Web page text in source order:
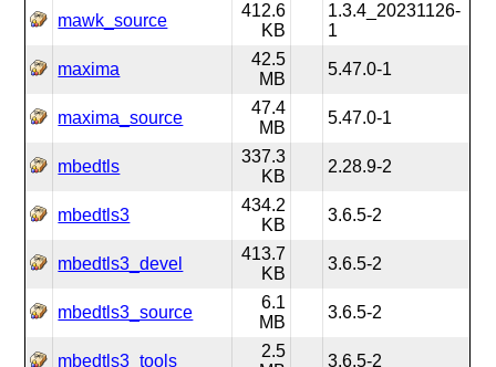
mawk_source
412.6
KB
1.3.4_20231126-
1
maxima
42.5
MB
5.47.0-1
maxima_source
47.4
MB
5.47.0-1
mbedtls
337.3
KB
2.28.9-2
mbedtls3
434.2
KB
3.6.5-2
mbedtls3_devel
413.7
KB
3.6.5-2
mbedtls3_source
6.1
MB
3.6.5-2
mbedtls3_tools
2.5
3.6.5-2